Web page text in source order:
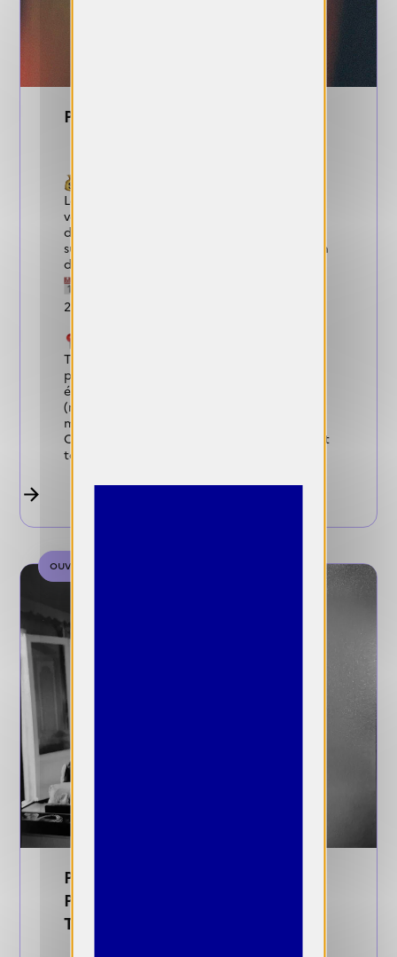
Prix LNP 2026
Le projet lauréat du GRAND PRIX LNP se
verra rétribué d'une dotation de 1000 euros
de la Saif et la Copie Privée, d'une diffusion
sur les médias partenaires et une projection
dans les festivals partenaires
2026
Toustes les auteurices sont convié·es à
participer, qu’iels soient confirmé·es,
émergent·es, étudiant·es ou amateurices
(réalisateurices, photographes,
monteureuses, artistes, journalistes etc.).
Ces prix sont internationaux, et concernent
toutes les écritures photographiques.
ouverte
Prix Résidence pour la
Photographie de la Fondation des
Treilles